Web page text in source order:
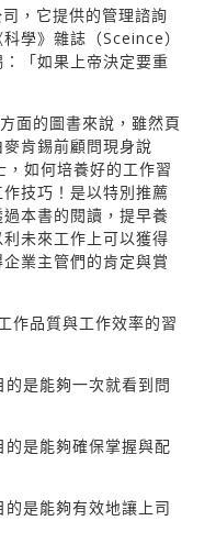
，它提供的管理諮詢
學》雜誌（Sceince）
「如果上帝決定要重
面的圖書來說，雖然頁
肯錫前顧問現身說
如何培養好的工作習
技巧！是以特別推薦
本書的閱讀，提早養
未來工作上可以獲得
業主管們的肯定與賞
作品質與工作效率的習
是能夠一次就看到問
是能夠確保掌握與配
是能夠有效地讓上司